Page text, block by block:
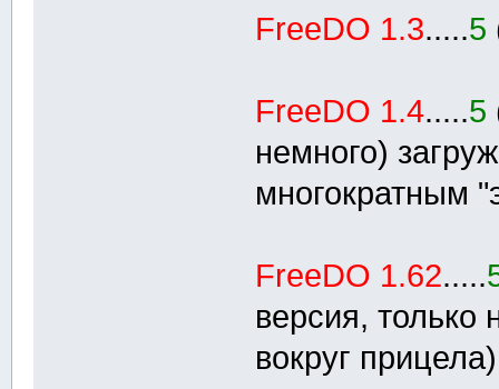
FreeDO 1.3.....5
FreeDO 1.4.....5
немного)
многократным
FreeDO 1.62.....
версия, только
вокруг прицела)